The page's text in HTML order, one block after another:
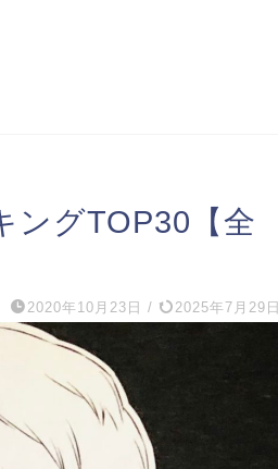
ングTOP30【全
2020年10月23日 / 2025年7月29日